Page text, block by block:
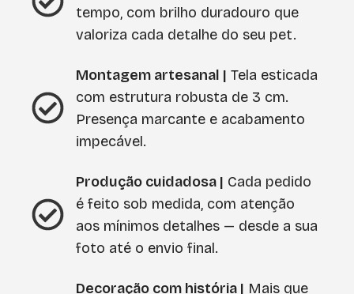
tempo, com brilho duradouro que
valoriza cada detalhe do seu pet.
Montagem artesanal | Tela esticada
com estrutura robusta de 3 cm.
Presença marcante e acabamento
impecável.
Produção cuidadosa | Cada pedido
é feito sob medida, com atenção
aos mínimos detalhes — desde a sua
foto até o envio final.
Decoração com história | Mais que